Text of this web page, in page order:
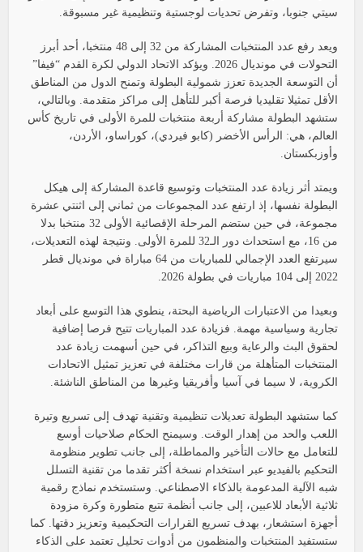
سيتي جنوبا، وتفرض تحديات لوجستية وتنظيمية غير مسبوقة.
ويعد رفع عدد المنتخبات المشاركة من 32 إلى 48 منتخبا، أحد أبرز
التحولات في مونديال 2026. ويؤكد الاتحاد الدولي لكرة القدم “فيفا”
أن التوسعة الجديدة تعزز شمولية البطولة وتمنح الدول من المناطق
الأقل تمثيلا تقليديا فرصة أكبر للتأهل إلى مراكز متقدمة. وبالتالي،
ستشهد البطولة مشاركة أربعة منتخبات للمرة الأولى في تاريخ كأس
العالم، هي: الرأس الأخضر (كابو فيردي)، كوراساو، الأردن،
وأوزبكستان.
ويمتد أثر زيادة عدد المنتخبات وتوسيع قاعدة المشاركة إلى هيكل
البطولة نفسها، إذ ارتفع عدد المجموعات من ثماني إلى اثنتي عشرة
مجموعة، في حين ستضم المرحلة الإقصائية الأولى 32 منتخبا بدلا
من 16، مع استحداث دور الـ32 للمرة الأولى. ونتيجة لهذه التعديلات،
سيرتفع العدد الإجمالي للمباريات من 64 مباراة في مونديال قطر
2022 إلى 104 مباريات في بطولة 2026.
وبعيدا من الاعتبارات الرياضية البحتة، ينطوي هذا التوسع على أبعاد
تجارية وسياسية مهمة. فزيادة عدد المباريات تتيح فرصا إضافية
لحقوق البث والرعاية وبيع التذاكر، في حين أسهمت زيادة عدد
المنتخبات المتأهلة من قارات مختلفة في تعزيز تمثيل الاتحادات
الكروية، لا سيما في آسيا وأفريقيا وغيرها من المناطق الناشئة.
كما ستشهد البطولة تعديلات تنظيمية وتقنية تهدف إلى تسريع وتيرة
اللعب والحد من إهدار الوقت. وسيمنح الحكام صلاحيات أوسع
للتعامل مع حالات التأخير والمماطلة، إلى جانب تطوير منظومة
التحكيم بالفيديو عبر استخدام نسخة أكثر تقدما من تقنية التسلل
شبه الآلية المدعومة بالذكاء الاصطناعي. وستستخدم نماذج رقمية
ثلاثية الأبعاد للاعبين، إلى جانب أنظمة تتبع متطورة وكرة مزودة
أجهزة استشعار، بهدف تسريع القرارات التحكيمية وتعزيز دقتها. كما
ستستفيد المنتخبات والمنظمون من أدوات تحليل تعتمد على الذكاء